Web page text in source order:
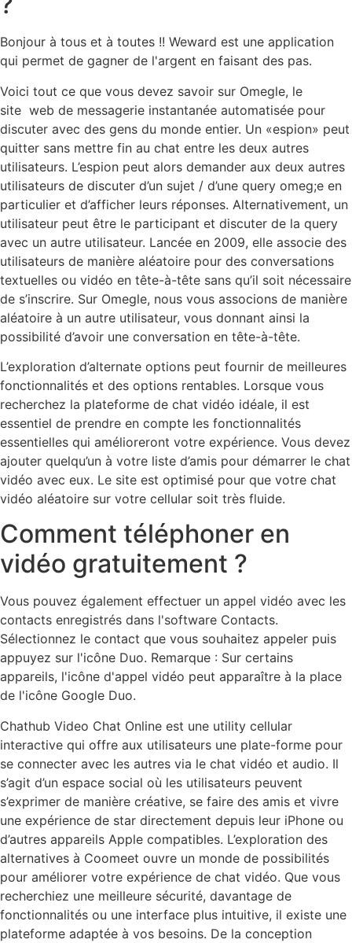
Bonjour à tous et à toutes !! Weward est une application
qui permet de gagner de l'argent en faisant des pas.
Voici tout ce que vous devez savoir sur Omegle, le
site web de messagerie instantanée automatisée pour
discuter avec des gens du monde entier. Un «espion» peut
quitter sans mettre fin au chat entre les deux autres
utilisateurs. L’espion peut alors demander aux deux autres
utilisateurs de discuter d’un sujet / d’une query omeg;e en
particulier et d’afficher leurs réponses. Alternativement, un
utilisateur peut être le participant et discuter de la query
avec un autre utilisateur. Lancée en 2009, elle associe des
utilisateurs de manière aléatoire pour des conversations
textuelles ou vidéo en tête-à-tête sans qu’il soit nécessaire
de s’inscrire. Sur Omegle, nous vous associons de manière
aléatoire à un autre utilisateur, vous donnant ainsi la
possibilité d’avoir une conversation en tête-à-tête.
L’exploration d’alternate options peut fournir de meilleures
fonctionnalités et des options rentables. Lorsque vous
recherchez la plateforme de chat vidéo idéale, il est
essentiel de prendre en compte les fonctionnalités
essentielles qui amélioreront votre expérience. Vous devez
ajouter quelqu’un à votre liste d’amis pour démarrer le chat
vidéo avec eux. Le site est optimisé pour que votre chat
vidéo aléatoire sur votre cellular soit très fluide.
Comment téléphoner en
vidéo gratuitement ?
Vous pouvez également effectuer un appel vidéo avec les
contacts enregistrés dans l'software Contacts.
Sélectionnez le contact que vous souhaitez appeler puis
appuyez sur l'icône Duo. Remarque : Sur certains
appareils, l'icône d'appel vidéo peut apparaître à la place
de l'icône Google Duo.
Chathub Video Chat Online est une utility cellular
interactive qui offre aux utilisateurs une plate-forme pour
se connecter avec les autres via le chat vidéo et audio. Il
s’agit d’un espace social où les utilisateurs peuvent
s’exprimer de manière créative, se faire des amis et vivre
une expérience de star directement depuis leur iPhone ou
d’autres appareils Apple compatibles. L’exploration des
alternatives à Coomeet ouvre un monde de possibilités
pour améliorer votre expérience de chat vidéo. Que vous
recherchiez une meilleure sécurité, davantage de
fonctionnalités ou une interface plus intuitive, il existe une
plateforme adaptée à vos besoins. De la conception